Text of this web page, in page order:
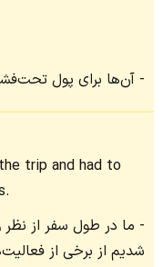
آن‌ها برای پول
trip and had to
ما در طول سفر از
شدیم از برخی از